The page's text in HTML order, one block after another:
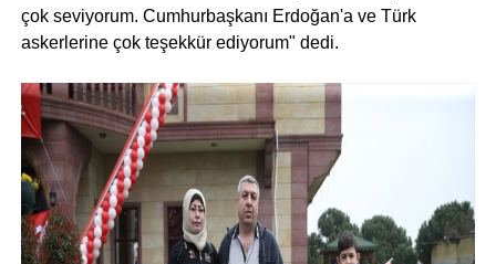
çok seviyorum. Cumhurbaşkanı Erdoğan'a ve Türk
askerlerine çok teşekkür ediyorum" dedi.